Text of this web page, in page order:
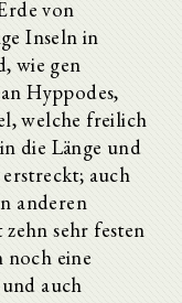
von
Inseln in
wie gen
Hyppodes,
welche freilich
die Länge und
auch
anderen
sehr festen
noch eine
auch